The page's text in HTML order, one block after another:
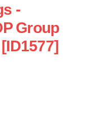
-
Group